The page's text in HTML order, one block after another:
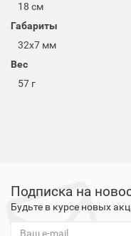
18 см
Габариты
32x7 мм
Вес
57 г
Подписка на
Будьте в курсе новых